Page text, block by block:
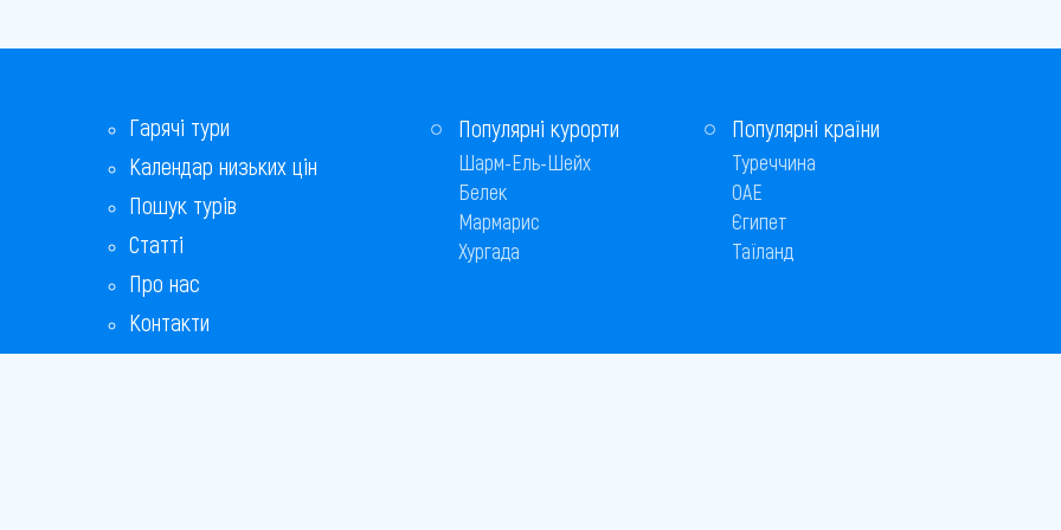
Гарячі тури
Календар низьких цін
Пошук турів
Статті
Про нас
Контакти
Бонусна програма
Популярні курорти
Шарм-Ель-Шейх
Белек
Мармарис
Хургада
Популярні країни
Туреччина
ОАЕ
Єгипет
Таїланд